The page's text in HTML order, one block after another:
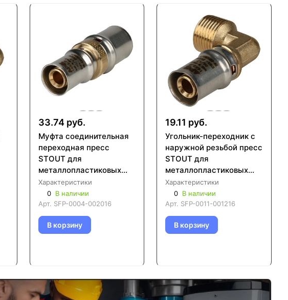
33.74 руб.
Муфта соединительная
переходная пресс
STOUT для
металлопластиковых
труб (SFP-0004)
Характеристики
0 В наличии
Арт. SFP-0004-002016
В корзину
19.11 руб.
Угольник-переходник с
наружной резьбой пресс
STOUT для
металлопластиковых
труб (SFP-0011)
Характеристики
0 В наличии
Арт. SFP-0011-001216
В корзину